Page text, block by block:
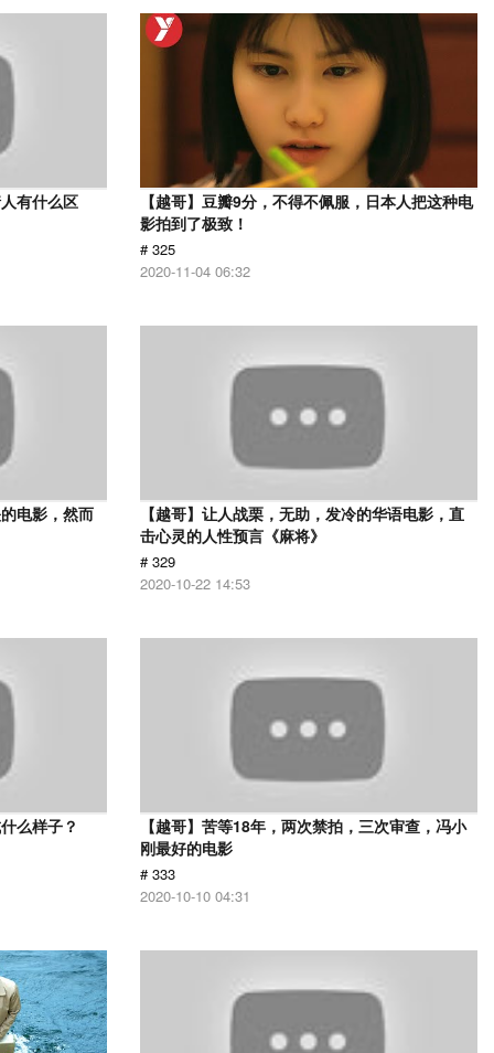
有什么区
【越哥】豆瓣9分，不得不佩服，日本人把这种电
影拍到了极致！
# 325
2020-11-04 06:32
电影，然而
【越哥】让人战栗，无助，发冷的华语电影，直
击心灵的人性预言《麻将》
# 329
2020-10-22 14:53
么样子？
【越哥】苦等18年，两次禁拍，三次审查，冯小
刚最好的电影
# 333
2020-10-10 04:31